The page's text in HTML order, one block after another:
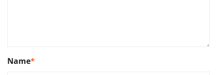
Name*